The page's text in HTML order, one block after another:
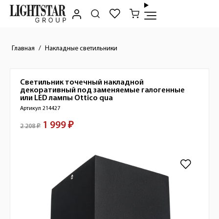
Главная Накладные светильники
Краткое описание товара
Изображения товара
Светильник точечный накладной
декоративный под заменяемые галогенные
или LED лампы Ottico qua
Артикул 214427
Стоимость товара
2 208 ₽ 1 999 ₽